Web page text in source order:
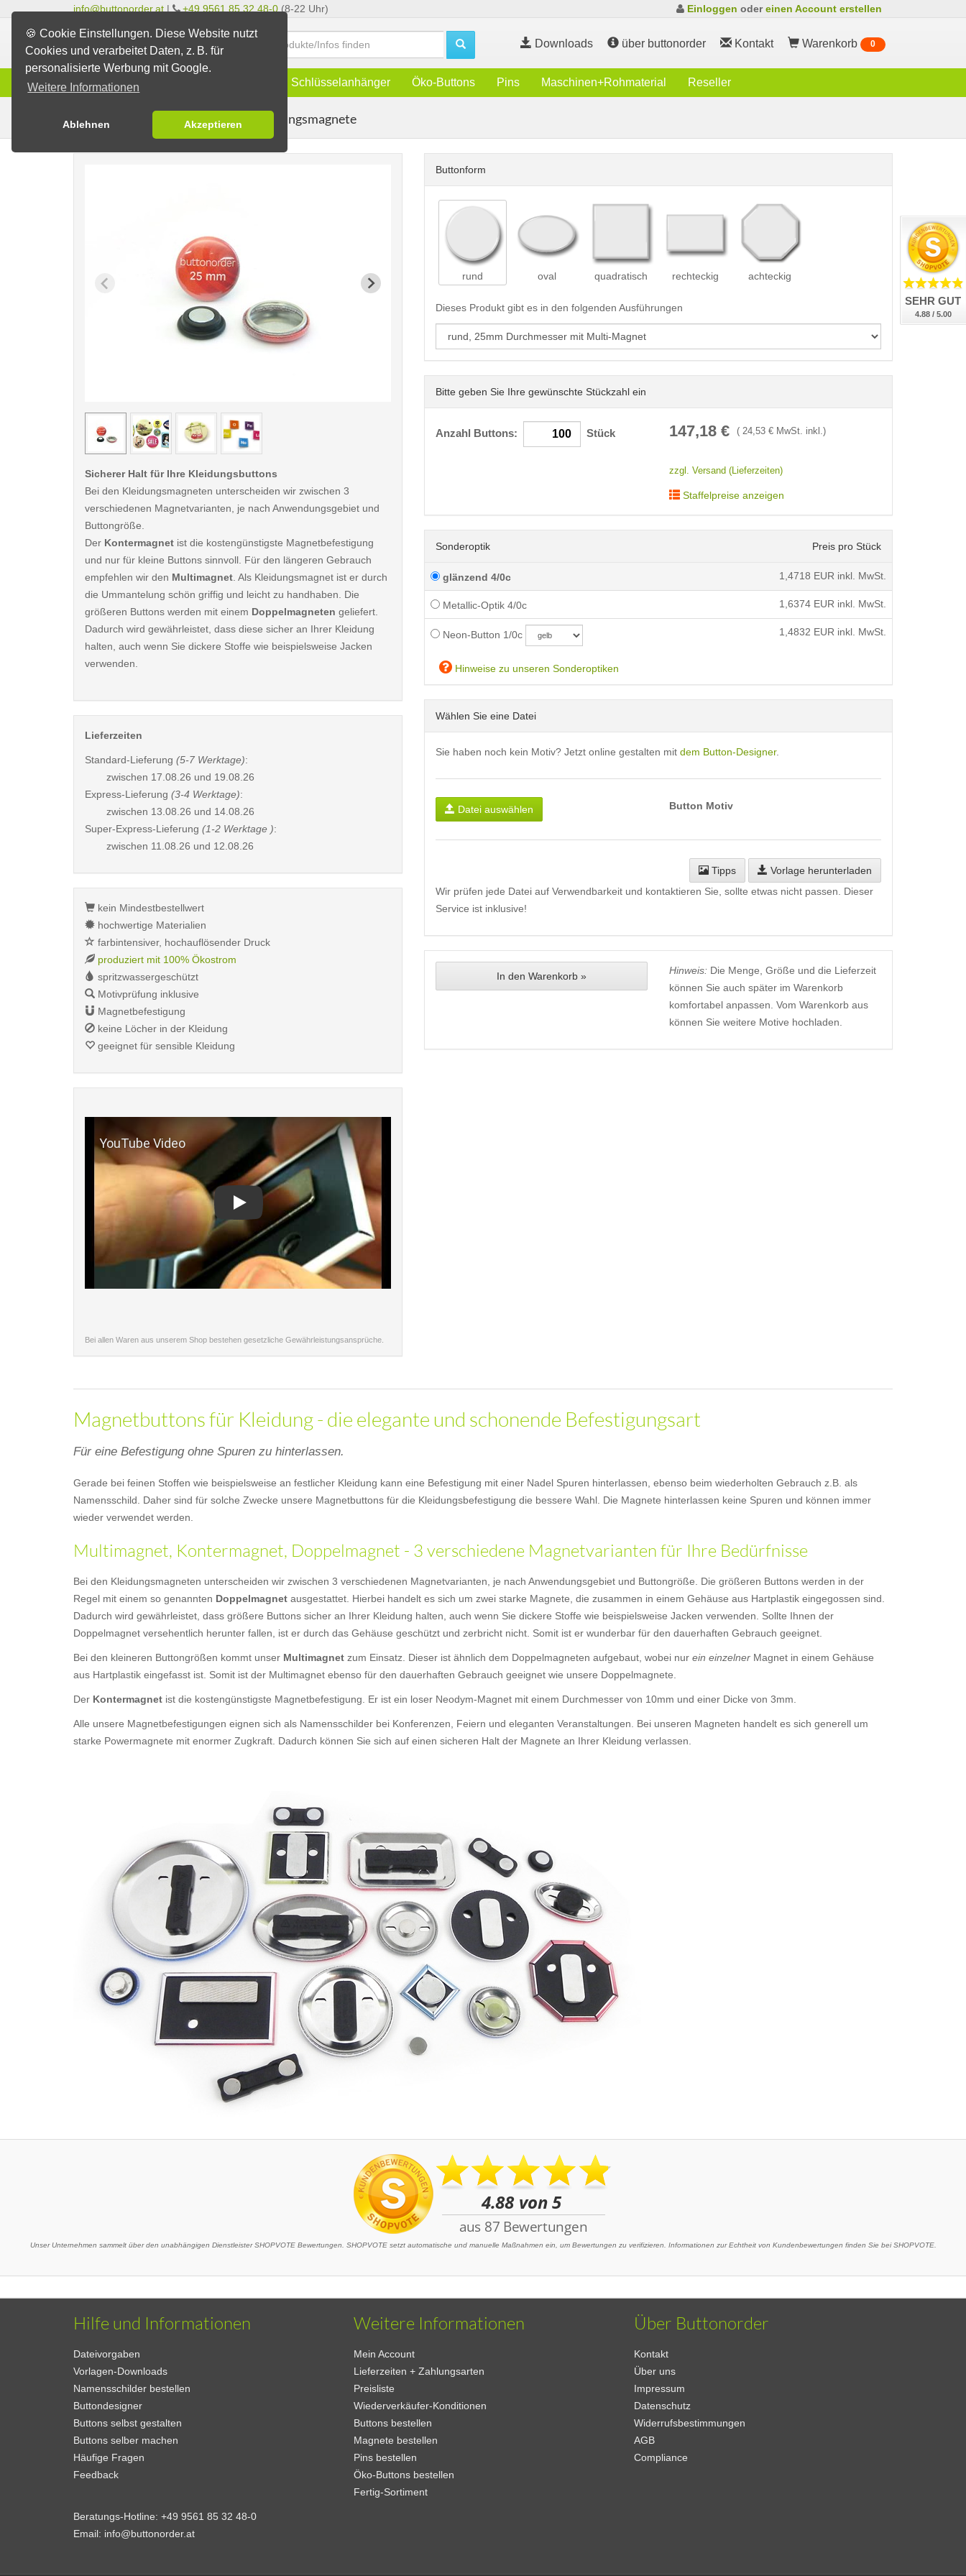
🍪 Cookie Einstellungen. Diese Website nutzt
Cookies und verarbeitet Daten, z. B. für
personalisierte Werbung mit Google.
Weitere Informationen
Ablehnen Akzeptieren
info@buttonorder.at | +49 9561 85 32 48-0 (8-22 Uhr) Einloggen odereinen Account erstellen
Downloads über buttonorder Kontakt Warenkorb 0
Infos Schlüsselanhänger Öko-Buttons Pins Maschinen+Rohmaterial Reseller
Buttons erstellen Magnetbuttons Kleidungsmagnete
Buttonform
rund oval quadratisch rechteckig achteckig
Dieses Produkt gibt es in den folgenden Ausführungen
Bitte geben Sie Ihre gewünschte Stückzahl ein
Anzahl Buttons: Stück 147,18€ ( 24,53€ MwSt. inkl.)
zzgl. Versand (Lieferzeiten)
Staffelpreise anzeigen
Sonderoptik Preis pro Stück
glänzend 4/0c 1,4718 EUR inkl. MwSt.
Metallic-Optik 4/0c 1,6374 EUR inkl. MwSt.
Neon-Button 1/0c 1,4832 EUR inkl. MwSt.
Hinweise zu unseren Sonderoptiken
Wählen Sie eine Datei
Sie haben noch kein Motiv? Jetzt online gestalten mit dem Button-Designer.
Datei auswählen Button Motiv
Tipps
Vorlage herunterladen
Wir prüfen jede Datei auf Verwendbarkeit und kontaktieren Sie, sollte etwas nicht passen. Dieser
Service ist inklusive!
In den Warenkorb » Hinweis:Die Menge, Größe und die Lieferzeit
können Sie auch später im Warenkorb
komfortabel anpassen. Vom Warenkorb aus
können Sie weitere Motive hochladen.
< /picture> < /picture> < /picture>
Sicherer Halt für Ihre Kleidungsbuttons
Bei den Kleidungsmagneten unterscheiden wir zwischen 3
verschiedenen Magnetvarianten, je nach Anwendungsgebiet und
Buttongröße.
Der Kontermagnet ist die kostengünstigste Magnetbefestigung
und nur für kleine Buttons sinnvoll. Für den längeren Gebrauch
empfehlen wir den Multimagnet . Als Kleidungsmagnet ist er durch
die Ummantelung schön griffig und leicht zu handhaben. Die
größeren Buttons werden mit einem Doppelmagneten geliefert.
Dadurch wird gewährleistet, dass diese sicher an Ihrer Kleidung
halten, auch wenn Sie dickere Stoffe wie beispielsweise Jacken
verwenden.
Lieferzeiten
Standard-Lieferung (5-7 Werktage):
zwischen 17.08.26 und 19.08.26
Express-Lieferung (3-4 Werktage):
zwischen 13.08.26 und 14.08.26
Super-Express-Lieferung (1-2 Werktage ):
zwischen 11.08.26 und 12.08.26
kein Mindestbestellwert
hochwertige Materialien
farbintensiver, hochauflösender Druck
produziert mit 100% Ökostrom
spritzwassergeschützt
Motivprüfung inklusive
Magnetbefestigung
keine Löcher in der Kleidung
geeignet für sensible Kleidung
Bei allen Waren aus unserem Shop bestehen gesetzliche Gewährleistungsansprüche.
Magnetbuttons für Kleidung - die elegante und schonende Befestigungsart
Für eine Befestigung ohne Spuren zu hinterlassen.
Gerade bei feinen Stoffen wie beispielsweise an festlicher Kleidung kann eine Befestigung mit einer Nadel Spuren hinterlassen, ebenso beim wiederholten Gebrauch z.B. als
Namensschild. Daher sind für solche Zwecke unsere Magnetbuttons für die Kleidungsbefestigung die bessere Wahl. Die Magnete hinterlassen keine Spuren und können immer
wieder verwendet werden.
Multimagnet, Kontermagnet, Doppelmagnet - 3 verschiedene Magnetvarianten für Ihre Bedürfnisse
Bei den Kleidungsmagneten unterscheiden wir zwischen 3 verschiedenen Magnetvarianten, je nach Anwendungsgebiet und Buttongröße. Die größeren Buttons werden in der
Regel mit einem so genannten Doppelmagnet ausgestattet. Hierbei handelt es sich um zwei starke Magnete, die zusammen in einem Gehäuse aus Hartplastik eingegossen sind.
Dadurch wird gewährleistet, dass größere Buttons sicher an Ihrer Kleidung halten, auch wenn Sie dickere Stoffe wie beispielsweise Jacken verwenden. Sollte Ihnen der
Doppelmagnet versehentlich herunter fallen, ist er durch das Gehäuse geschützt und zerbricht nicht. Somit ist er wunderbar für den dauerhaften Gebrauch geeignet.
Bei den kleineren Buttongrößen kommt unser Multimagnet zum Einsatz. Dieser ist ähnlich dem Doppelmagneten aufgebaut, wobei nur ein einzelner Magnet in einem Gehäuse
aus Hartplastik eingefasst ist. Somit ist der Multimagnet ebenso für den dauerhaften Gebrauch geeignet wie unsere Doppelmagnete.
Der Kontermagnet ist die kostengünstigste Magnetbefestigung. Er ist ein loser Neodym-Magnet mit einem Durchmesser von 10mm und einer Dicke von 3mm.
Alle unsere Magnetbefestigungen eignen sich als Namensschilder bei Konferenzen, Feiern und eleganten Veranstaltungen. Bei unseren Magneten handelt es sich generell um
starke Powermagnete mit enormer Zugkraft. Dadurch können Sie sich auf einen sicheren Halt der Magnete an Ihrer Kleidung verlassen.
Unser Unternehmen sammelt über den unabhängigen Dienstleister SHOPVOTE Bewertungen. SHOPVOTE setzt automatische und manuelle Maßnahmen ein, um Bewertungen zu verifizieren. Informationen zur Echtheit von Kundenbewertungen finden Sie bei SHOPVOTE.
Hilfe und Informationen
Dateivorgaben
Vorlagen-Downloads
Namensschilder bestellen
Buttondesigner
Buttons selbst gestalten
Buttons selber machen
Häufige Fragen
Feedback
Weitere Informationen
Mein Account
Lieferzeiten + Zahlungsarten
Preisliste
Wiederverkäufer-Konditionen
Buttons bestellen
Magnete bestellen
Pins bestellen
Öko-Buttons bestellen
Fertig-Sortiment
Über Buttonorder
Kontakt
Über uns
Impressum
Datenschutz
Widerrufsbestimmungen
AGB
Compliance
Beratungs-Hotline: +49 9561 85 32 48-0
Email: info@buttonorder.at
SEHR GUT
4.88 / 5.00